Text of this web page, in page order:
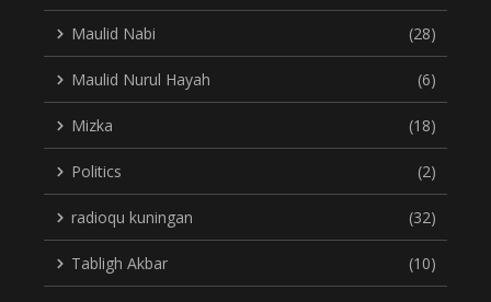
Maulid Nabi (28)
Maulid Nurul Hayah (6)
Mizka (18)
Politics (2)
radioqu kuningan (32)
Tabligh Akbar (10)